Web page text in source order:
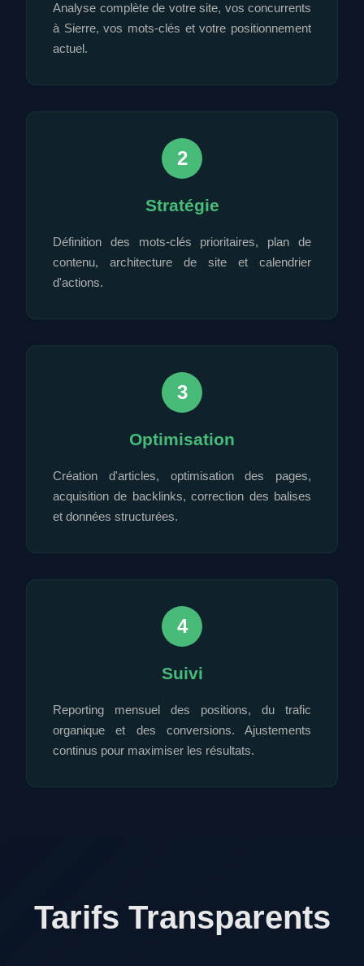
Analyse complète de votre site, vos concurrents
à Sierre, vos mots-clés et votre positionnement
actuel.
2
Stratégie
Définition des mots-clés prioritaires, plan de
contenu, architecture de site et calendrier
d'actions.
3
Optimisation
Création d'articles, optimisation des pages,
acquisition de backlinks, correction des balises
et données structurées.
4
Suivi
Reporting mensuel des positions, du trafic
organique et des conversions. Ajustements
continus pour maximiser les résultats.
Tarifs Transparents